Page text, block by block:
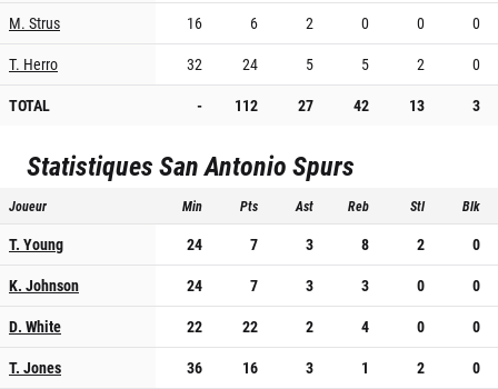
M. Strus
16 6 2 0 0
0
T. Herro
32 24 5 5 2
0
TOTAL
- 112 27 42 13 3
StatistiquesSan Antonio Spurs
Joueur Min Pts Ast Reb Stl Blk
T. Young 24 7 3 8 2
0
K. Johnson
24 7 3 3 0
0
D. White
22 22 2 4 0
0
T. Jones
36 16 3 1 2
0